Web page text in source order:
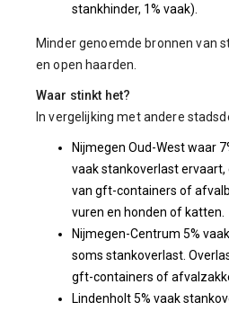
stankhinder, 1% vaak).
Minder genoemde bronnen van
en open haarden.
Waar stinkt het?
In vergelijking met andere
Nijmegen Oud-West waar
vaak stankoverlast ervaart,
van gft-containers of
vuren en honden of katten.
Nijmegen-Centrum 5%
soms stankoverlast.
gft-containers of
Lindenholt 5% vaak